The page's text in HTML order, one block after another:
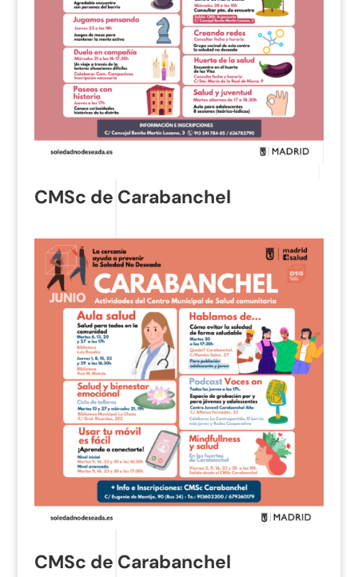
CMSc de Carabanchel
CMSc de Carabanchel